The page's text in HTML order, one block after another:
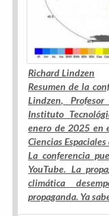
Richard Lindzen
Resumen de la
Lindzen,
Instituto
enero de 2025 en
Ciencias
La conferencia
YouTube. La
climática
propaganda. Ya